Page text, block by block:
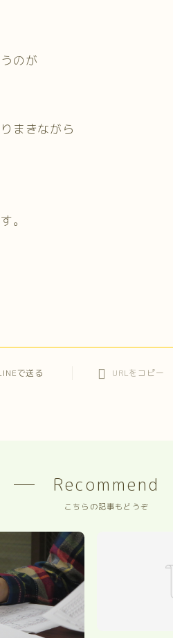
のが
まきながら
。
で送る URLをコピー
Recommend
こちらの記事もどうぞ